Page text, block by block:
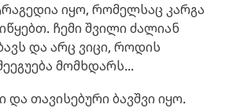
იყო, რომელსაც კარგა
ჩემი შვილი ძალიან
და არც ვიცი, როდის
მომხდარს...
და თავისებური ბავშვი იყო.